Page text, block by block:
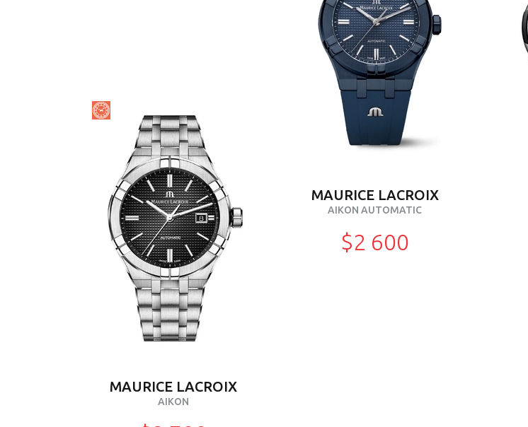
MAURICE LACROIX
AIKON
MAURICE LACROIX
AIKON AUTOMATIC
$2 600